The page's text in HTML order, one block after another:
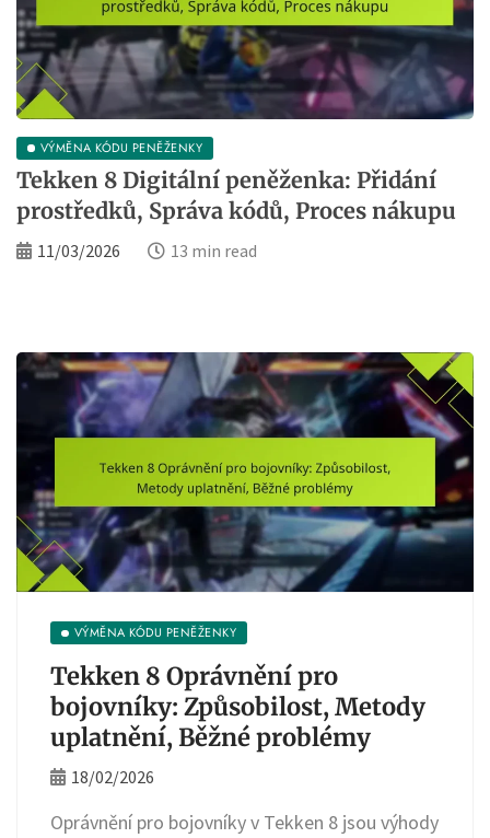
VÝMĚNA KÓDU PENĚŽENKY
Tekken 8 Digitální peněženka: Přidání
prostředků, Správa kódů, Proces nákupu
11/03/2026 13 min read
VÝMĚNA KÓDU PENĚŽENKY
Tekken 8 Oprávnění pro
bojovníky: Způsobilost, Metody
uplatnění, Běžné problémy
18/02/2026
Oprávnění pro bojovníky v Tekken 8 jsou výhody